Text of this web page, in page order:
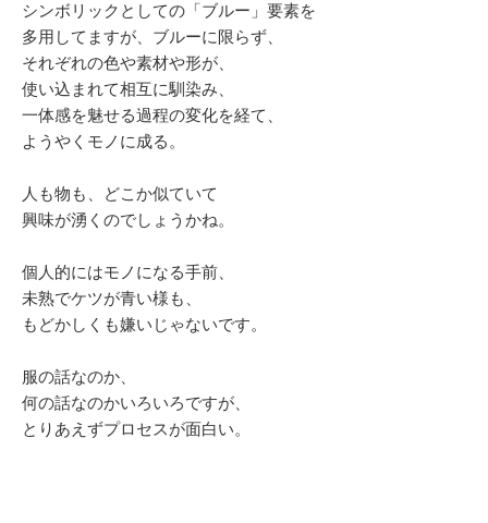
シンボリックとしての「ブルー」要素を
多用してますが、ブルーに限らず、
それぞれの色や素材や形が、
使い込まれて相互に馴染み、
一体感を魅せる過程の変化を経て、
ようやくモノに成る。
人も物も、どこか似ていて
興味が湧くのでしょうかね。
個人的にはモノになる手前、
未熟でケツが青い様も、
もどかしくも嫌いじゃないです。
服の話なのか、
何の話なのかいろいろですが、
とりあえずプロセスが面白い。